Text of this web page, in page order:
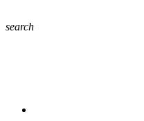
search